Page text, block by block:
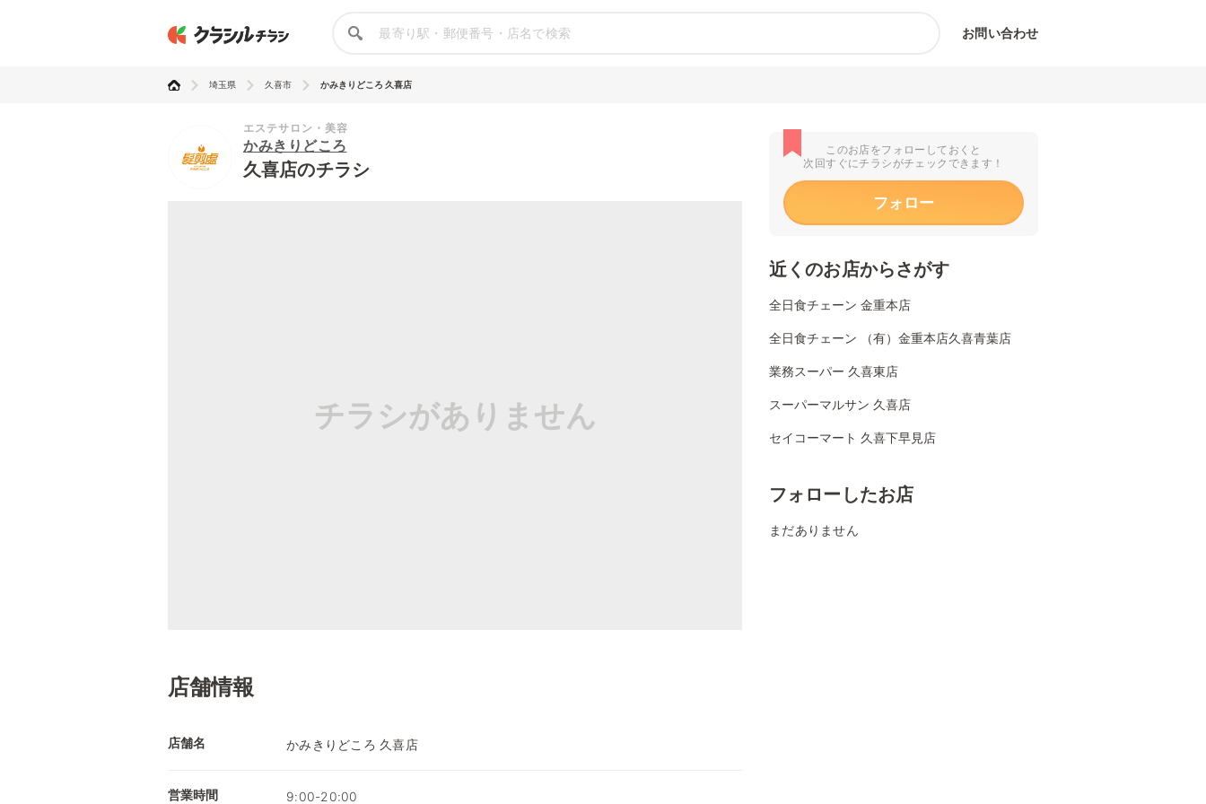
お問い合わせ
埼玉県 久喜市 かみきりどころ 久喜店
エステサロン・美容
かみきりどころ
久喜店のチラシ
チラシがありません
店舗情報
店舗名 かみきりどころ 久喜店
営業時間 9:00-20:00
このお店をフォローしておくと
次回すぐにチラシがチェックできます！
フォロー
近くのお店からさがす
全日食チェーン 金重本店
全日食チェーン （有）金重本店久喜青葉店
業務スーパー 久喜東店
スーパーマルサン 久喜店
セイコーマート 久喜下早見店
フォローしたお店
まだありません